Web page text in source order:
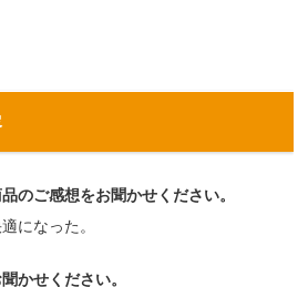
のご感想をお聞かせください。
になった。
かせください。